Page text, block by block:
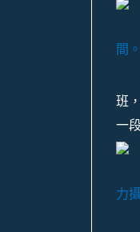
間
班
一
力